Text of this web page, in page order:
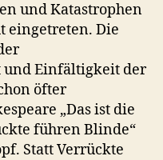
und Katastrophen
eingetreten. Die
und Einfältigkeit der
öfter
„Das ist die
führen Blinde“
Statt Verrückte